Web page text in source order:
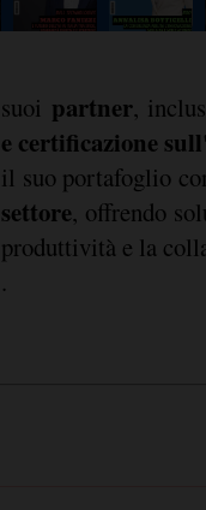
suoi partner,
e certificazione
il suo portafoglio
settore, offrendo
produttività e la
.